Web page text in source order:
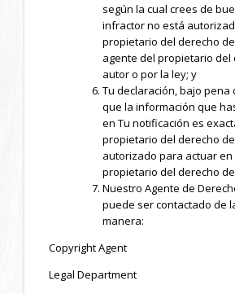
según la cual crees de
infractor no está
propietario del derecho
agente del propietario del
autor o por la ley; y
Tu declaración, bajo pena
que la información que
en Tu notificación es
propietario del derecho
autorizado para actuar
propietario del derecho
Nuestro Agente de
puede ser contactado de
manera:
Copyright Agent
Legal Department